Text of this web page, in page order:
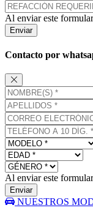
Al enviar este
Enviar
Contacto por
Al enviar este
Enviar
NUESTROS